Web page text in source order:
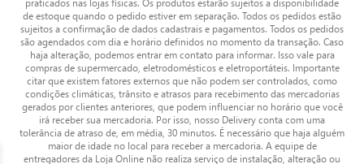
de estoque quando o pedido estiver em separação. Todos os pedidos estão
sujeitos a confirmação de dados cadastrais e pagamentos. Todos os pedidos
são agendados com dia e horário definidos no momento da transação. Caso
haja alteração, podemos entrar em contato para informar. Isso vale para
compras de supermercado, eletrodomésticos e eletroportáteis. Importante
citar que existem fatores externos que não podem ser controlados, como
condições climáticas, trânsito e atrasos para recebimento das mercadorias
gerados por clientes anteriores, que podem influenciar no horário que você
irá receber sua mercadoria. Por isso, nosso Delivery conta com uma
tolerância de atraso de, em média, 30 minutos. É necessário que haja alguém
maior de idade no local para receber a mercadoria. A equipe de
entregadores da Loja Online não realiza serviço de instalação, alteração ou